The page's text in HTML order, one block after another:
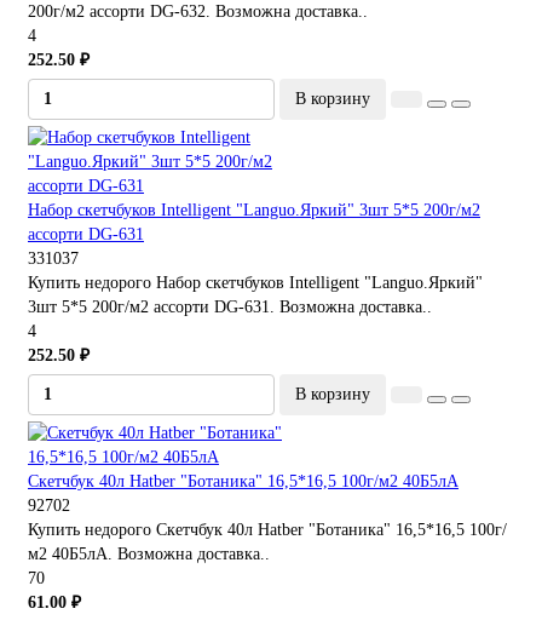
200г/м2 ассорти DG-632. Возможна доставка..
4
252.50 ₽
В корзину
Набор скетчбуков Intelligent "Languo.Яркий" 3шт 5*5 200г/м2
ассорти DG-631
331037
Купить недорого Набор скетчбуков Intelligent "Languo.Яркий"
3шт 5*5 200г/м2 ассорти DG-631. Возможна доставка..
4
252.50 ₽
В корзину
Скетчбук 40л Hatber "Ботаника" 16,5*16,5 100г/м2 40Б5лА
92702
Купить недорого Скетчбук 40л Hatber "Ботаника" 16,5*16,5 100г/
м2 40Б5лА. Возможна доставка..
70
61.00 ₽